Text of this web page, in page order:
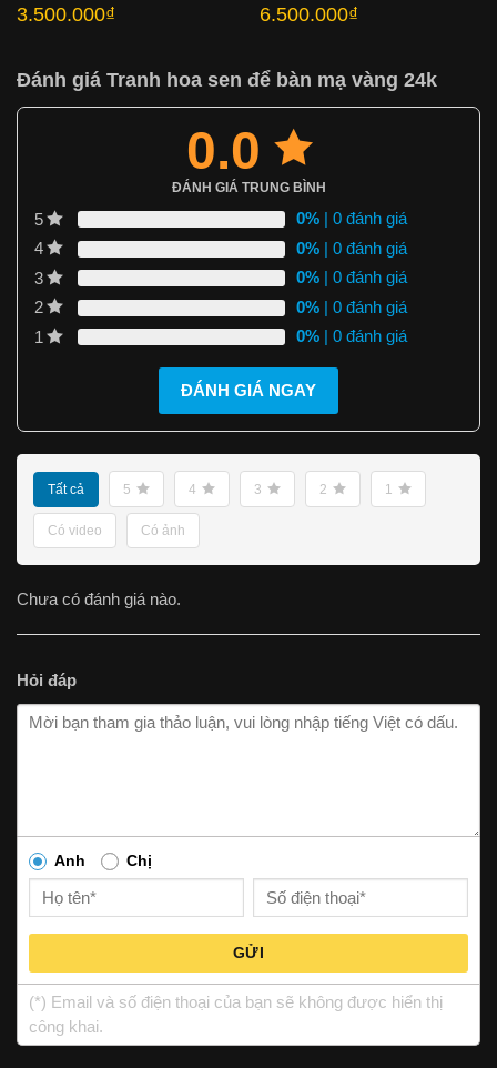
3.500.000₫ 6.500.000₫
Đánh giá Tranh hoa sen để bàn mạ vàng 24k
0.0
ĐÁNH GIÁ TRUNG BÌNH
5 0% | 0 đánh giá
4
0% | 0 đánh giá
3
0% | 0 đánh giá
2
0% | 0 đánh giá
1
0% | 0 đánh giá
ĐÁNH GIÁ NGAY
Tất cả 5 4 3 2 1
Có video Có ảnh
Chưa có đánh giá nào.
Hỏi đáp
Anh Chị
GỬI
(*) Email và số điện thoại của bạn sẽ không được hiển thị
công khai.